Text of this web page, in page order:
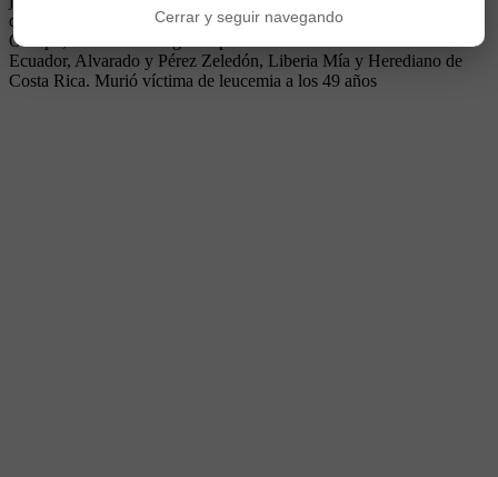
de Emiratos Arabes. Luego fue DT en inferiores de Aldosivi y
Olimpo, además de dirigir las primeras de Técnico Universitario de
Ecuador, Alvarado y Pérez Zeledón, Liberia Mía y Herediano de
Costa Rica. Murió víctima de leucemia a los 49 años
Cerrar y seguir navegando